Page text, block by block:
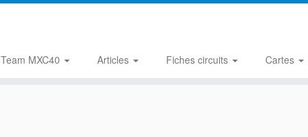
Team MXC40 Articles Fiches circuits Cartes